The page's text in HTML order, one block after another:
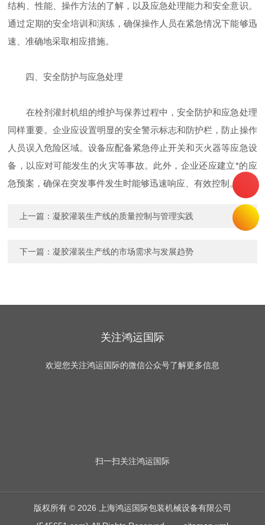
结构、性能、操作方法的了解，以及应急处理能力和安全意识。
通过定期的安全培训和演练，确保操作人员在紧急情况下能够迅
速、准确地采取相应措施。
四、安全防护与应急处理
在栓剂灌封机组的维护与保养过程中，安全防护和应急处理
同样重要。企业应设置明显的安全警示标志和防护栏，防止操作
人员误入危险区域。设备应配备紧急停止开关和灭火器等应急设
备，以应对可能发生的火灾等事故。此外，企业还应建立*的应
急预案，确保在突发事件发生时能够迅速响应、有效控制。
上一篇：凝胶灌装生产线的质量控制与管理实践
下一篇：凝胶灌装生产线的市场需求与发展趋势
关注鸿运国际
欢迎您关注鸿运国际的微信公众号了解更多信息
扫一扫关注鸿运国际
版权所有 © 2026 上海鸿运国际包装机械设备有限公司